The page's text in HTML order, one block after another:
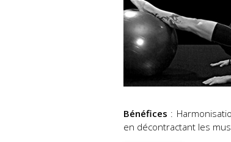
Bénéfices :
en décontractant les